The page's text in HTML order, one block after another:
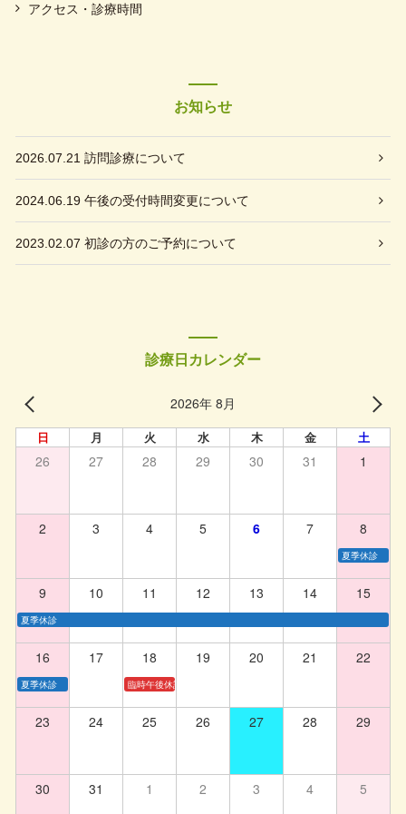
アクセス・診療時間
お知らせ
2026.07.21 訪問診療について
2024.06.19 午後の受付時間変更について
2023.02.07 初診の方のご予約について
診療日カレンダー
2026年 8月
日 月 火 水 木 金 土
26 27 28 29 30 31 1
2 3 4 5 6 7 8
夏季休診
9 10 11 12 13 14 15
夏季休診
16 17 18 19 20 21 22
夏季休診 臨時午後休診
23 24 25 26 27 28 29
30 31 1 2 3 4 5